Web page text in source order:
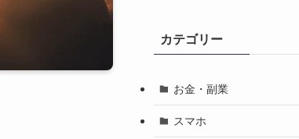
カテゴリー
お金・副業
スマホ